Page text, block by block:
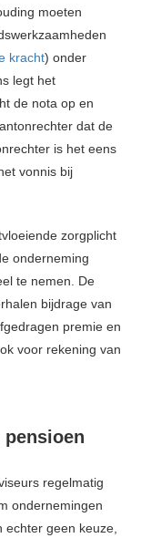
moeten
kracht) onder
legt het
de nota op en
dat de
is het eens
vonnis bij
zorgplicht
onderneming
te nemen. De
bijdrage van
premie en
voor rekening van
regelmatig
ondernemingen
geen keuze,